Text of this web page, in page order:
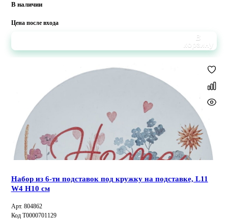
В наличии
Цена после входа
В
корзину
Набор из 6-ти подставок под кружку на подставке, L11
W4 H10 см
Арт. 804862
Код Т0000701129